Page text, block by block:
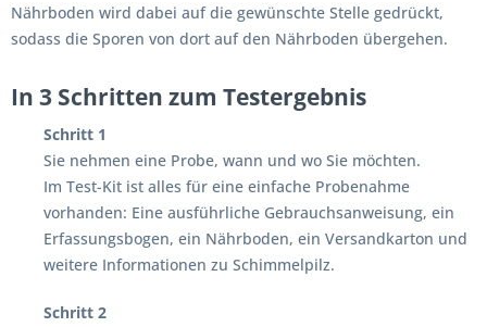
Nährboden wird dabei auf die gewünschte Stelle gedrückt,
sodass die Sporen von dort auf den Nährboden übergehen.
In 3 Schritten zum Testergebnis
Schritt 1
Sie nehmen eine Probe, wann und wo Sie möchten.
Im Test-Kit ist alles für eine einfache Probenahme
vorhanden: Eine ausführliche Gebrauchsanweisung, ein
Erfassungsbogen, ein Nährboden, ein Versandkarton und
weitere Informationen zu Schimmelpilz.
Schritt 2